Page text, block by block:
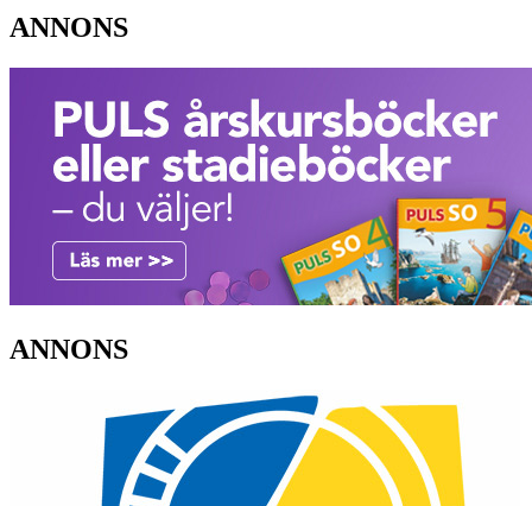
ANNONS
ANNONS